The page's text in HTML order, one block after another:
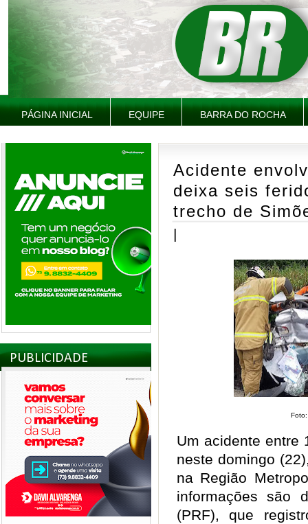
PÁGINA INICIAL EQUIPE BARRA DO ROCHA
PUBLICIDADE
Acidente
deixa seis
trecho de
|
Um acidente entre
neste domingo
na Região
informações são
(PRF), que